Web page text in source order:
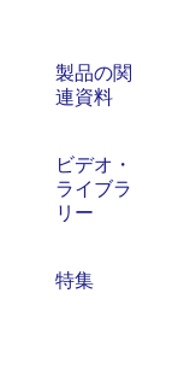
製品の関
連資料
ビデオ・
ライブラ
リー
特集